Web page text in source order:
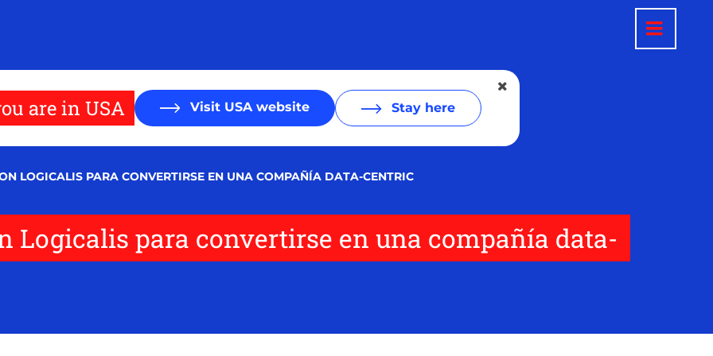
are in USA Visit USA website Stay here
LOGICALIS PARA CONVERTIRSE EN UNA COMPAÑÍA DATA-CENTRIC
Logicalis para convertirse en una compañía data-